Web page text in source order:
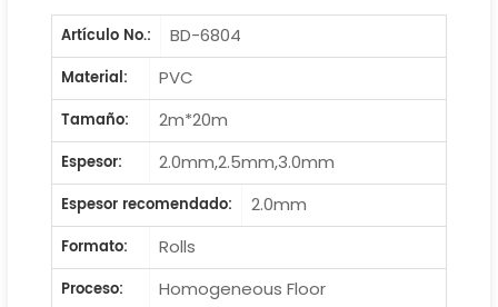
Artículo No.:
BD-6804
Material:
PVC
Tamaño:
2m*20m
Espesor:
2.0mm,2.5mm,3.0mm
Espesor recomendado:
2.0mm
Formato:
Rolls
Proceso:
Homogeneous Floor